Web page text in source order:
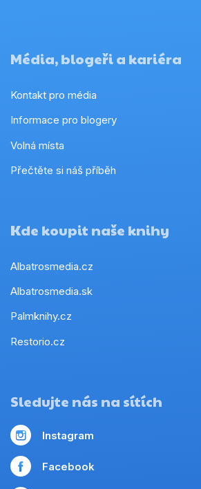
Média, blogeři a kariéra
Kontakt pro média
Informace pro blogery
Volná místa
Přečtěte si náš příběh
Kde koupit naše knihy
Albatrosmedia.cz
Albatrosmedia.sk
Palmknihy.cz
Restorio.cz
Sledujte nás na sítích
Instagram
Facebook